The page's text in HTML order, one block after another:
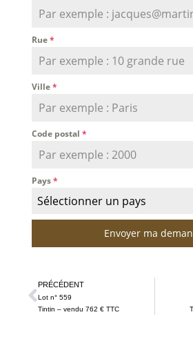
Rue*
Ville*
Code postal *
Pays*
Sélectionner un pays
Envoyer ma
PRÉCÉDENT
Lot n° 559
Tintin – vendu 762 € TTC